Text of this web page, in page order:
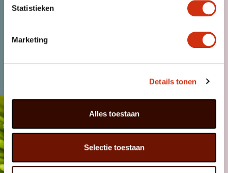
Statistieken
Marketing
Details tonen
Alles toestaan
Selectie toestaan
MÖCHTEN SIE KUNDE